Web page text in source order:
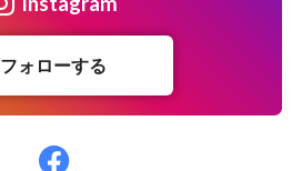
フォローする